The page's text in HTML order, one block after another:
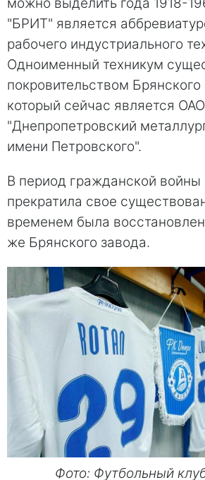
"БРИТ" является
рабочего индустриального
Одноименный техникум
покровительством Брянского
который сейчас является ОАО
"Днепропетровский
имени Петровского".
В период гражданской войны
прекратила свое
временем была
же Брянского завода.
Фото: Футбольный